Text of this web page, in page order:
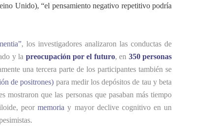
Unido), “el pensamiento negativo repetitivo podría
, los investigadores analizaron las conductas de
y la preocupación por el futuro, en 350 personas
una tercera parte de los participantes también se
de positrones) para medir los depósitos de tau y beta
que las personas que pasaban más tiempo
peormemoriay mayor declive cognitivo en un